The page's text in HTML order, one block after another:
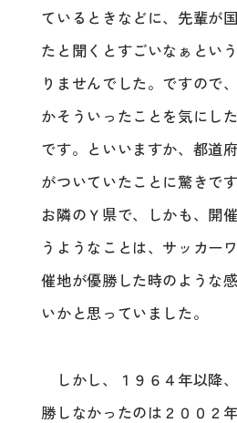
ているときなどに、先輩が
たと聞くとすごいなぁとい
りませんでした。ですので
かそういったことを気にし
です。といいますか、都道
がついていたことに驚きで
お隣のＹ県で、しかも、開
うようなことは、サッカー
催地が優勝した時のような
いかと思っていました。
しかし、１９６４年以降
勝しなかったのは２００２